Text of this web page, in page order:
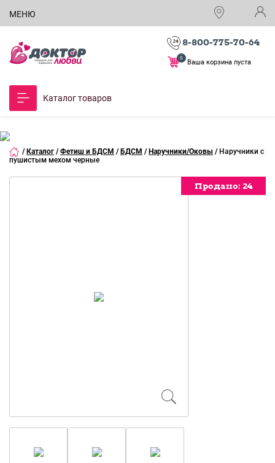
МЕНЮ
8-800-775-70-64
Ваша корзина пуста
0
Каталог товаров
/ Каталог / Фетиш и БДСМ / БДСМ / Наручники/Оковы / Наручники с
пушистым мехом черные
Продано: 24
Продано: 24
Продано: 24